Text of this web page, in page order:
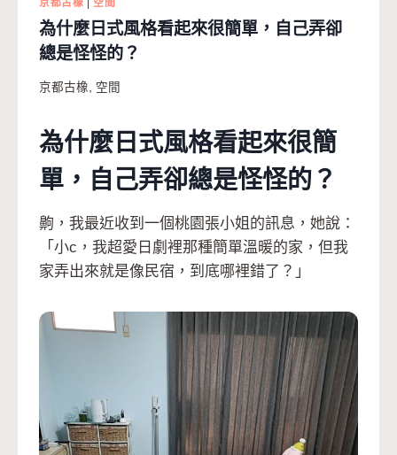
京都古橡 | 空間
為什麼日式風格看起來很簡單，自己弄卻
總是怪怪的？
京都古橡, 空間
為什麼日式風格看起來很簡
單，自己弄卻總是怪怪的？
齁，我最近收到一個桃園張小姐的訊息，她說：
「小c，我超愛日劇裡那種簡單溫暖的家，但我
家弄出來就是像民宿，到底哪裡錯了？」